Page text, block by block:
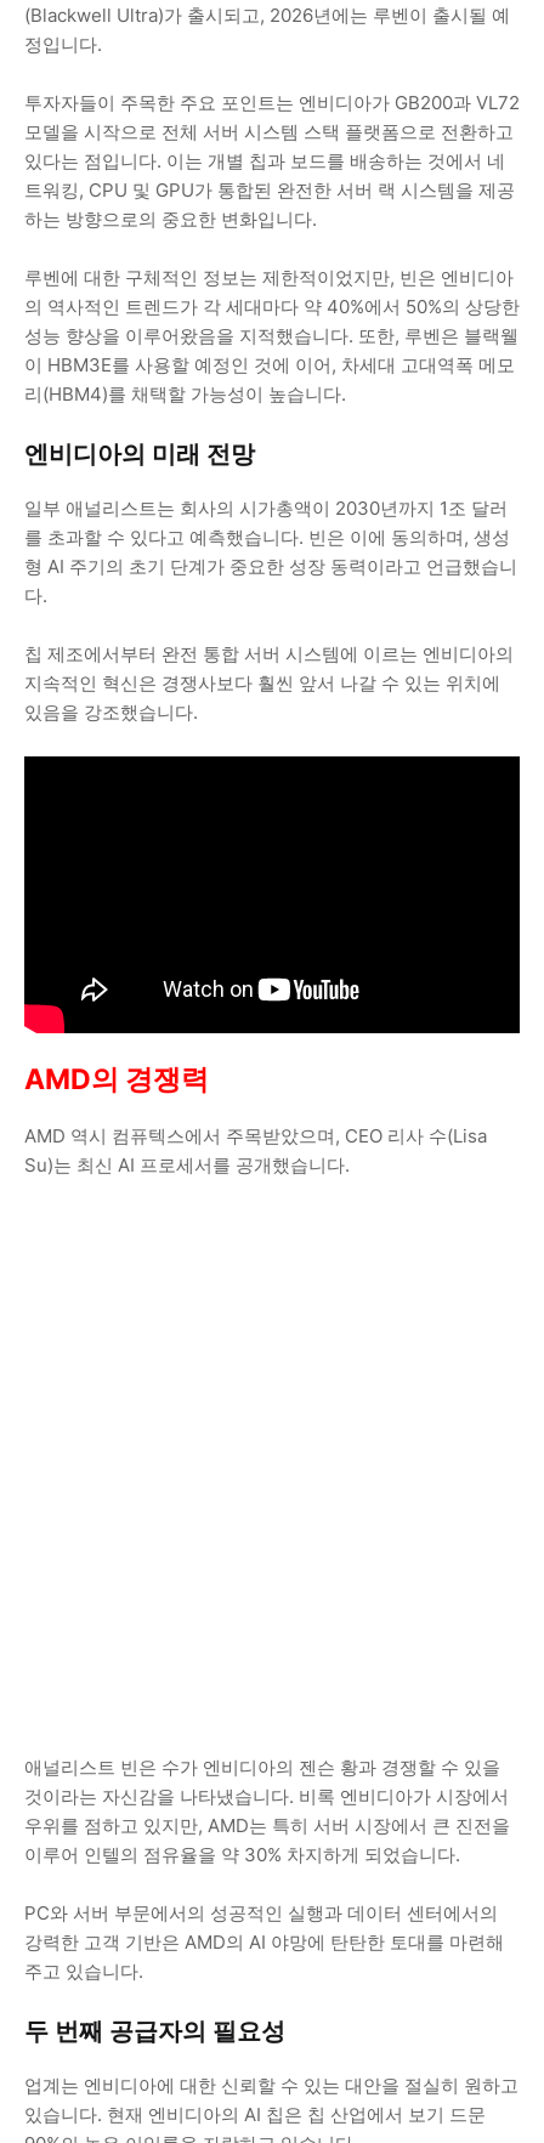
(Blackwell Ultra)가 출시되고, 2026년에는 루벤이 출시될 예
정입니다.
투자자들이 주목한 주요 포인트는 엔비디아가 GB200과 VL72
모델을 시작으로 전체 서버 시스템 스택 플랫폼으로 전환하고
있다는 점입니다. 이는 개별 칩과 보드를 배송하는 것에서 네
트워킹, CPU 및 GPU가 통합된 완전한 서버 랙 시스템을 제공
하는 방향으로의 중요한 변화입니다.
루벤에 대한 구체적인 정보는 제한적이었지만, 빈은 엔비디아
의 역사적인 트렌드가 각 세대마다 약 40%에서 50%의 상당한
성능 향상을 이루어왔음을 지적했습니다. 또한, 루벤은 블랙웰
이 HBM3E를 사용할 예정인 것에 이어, 차세대 고대역폭 메모
리(HBM4)를 채택할 가능성이 높습니다.
엔비디아의 미래 전망
일부 애널리스트는 회사의 시가총액이 2030년까지 1조 달러
를 초과할 수 있다고 예측했습니다. 빈은 이에 동의하며, 생성
형 AI 주기의 초기 단계가 중요한 성장 동력이라고 언급했습니
다.
칩 제조에서부터 완전 통합 서버 시스템에 이르는 엔비디아의
지속적인 혁신은 경쟁사보다 훨씬 앞서 나갈 수 있는 위치에
있음을 강조했습니다.
AMD의 경쟁력
AMD 역시 컴퓨텍스에서 주목받았으며, CEO 리사 수(Lisa
Su)는 최신 AI 프로세서를 공개했습니다.
애널리스트 빈은 수가 엔비디아의 젠슨 황과 경쟁할 수 있을
것이라는 자신감을 나타냈습니다. 비록 엔비디아가 시장에서
우위를 점하고 있지만, AMD는 특히 서버 시장에서 큰 진전을
이루어 인텔의 점유율을 약 30% 차지하게 되었습니다.
PC와 서버 부문에서의 성공적인 실행과 데이터 센터에서의
강력한 고객 기반은 AMD의 AI 야망에 탄탄한 토대를 마련해
주고 있습니다.
두 번째 공급자의 필요성
업계는 엔비디아에 대한 신뢰할 수 있는 대안을 절실히 원하고
있습니다. 현재 엔비디아의 AI 칩은 칩 산업에서 보기 드문